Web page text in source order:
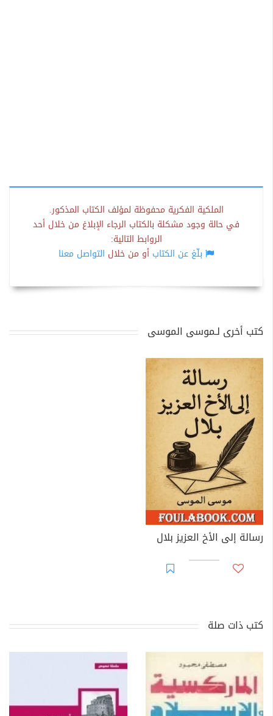
الملكية الفكرية محفوظة لمؤلف الكتاب المذكور.
في حالة وجود مشكلة بالكتاب الرجاء الإبلاغ من خلال أحد
الروابط التالية:
بلّغ عن الكتاب أو من خلال التواصل معنا
كتب أخرى لـموسى الموسى
رسالة إلى الأخ العزيز بلال
كتب ذات صلة